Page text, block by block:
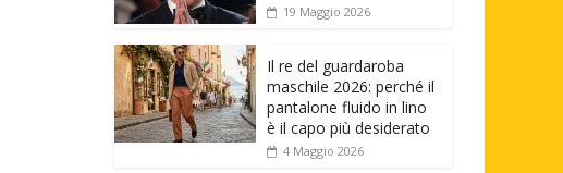
19 Maggio 2026
Il re del guardaroba
maschile 2026: perché il
pantalone fluido in lino
è il capo più desiderato
4 Maggio 2026